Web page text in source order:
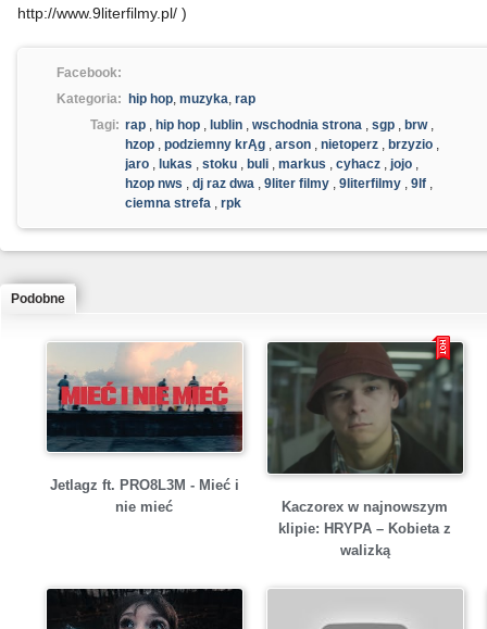
http://www.9literfilmy.pl/ )
Facebook:
Kategoria:
hip hop, muzyka, rap
Tagi: rap , hip hop , lublin , wschodnia strona , sgp , brw,
hzop , podziemny krĄg , arson , nietoperz , brzyzio ,
jaro , lukas , stoku , buli , markus , cyhacz , jojo ,
hzop nws , dj raz dwa , 9liter filmy , 9literfilmy , 9lf ,
ciemna strefa , rpk
Podobne
Jetlagz ft. PRO8L3M - Mieć i
nie mieć
Kaczorex w najnowszym
klipie: HRYPA – Kobieta z
walizką